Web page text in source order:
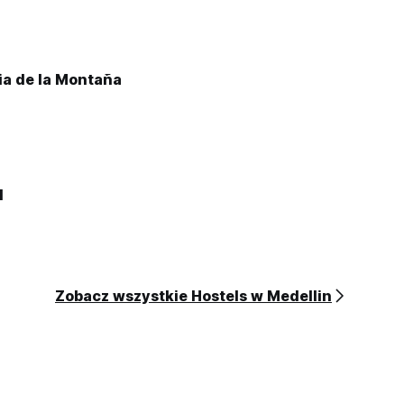
de la Montaña
Zobacz wszystkie Hostels w Medellin